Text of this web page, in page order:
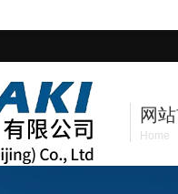
网
Home